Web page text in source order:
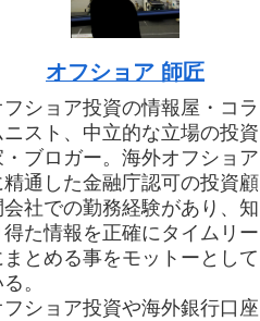
オフショア 師匠
フショア投資の情報屋・コラ
ニスト、中立的な立場の投資
・ブロガー。海外オフショア
精通した金融庁認可の投資顧
会社での勤務経験があり、知
得た情報を正確にタイムリー
まとめる事をモットーとして
。
フショア投資や海外銀行口座